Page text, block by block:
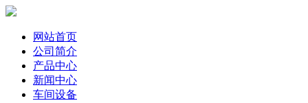
网站首页
公司简介
产品中心
新闻中心
车间设备